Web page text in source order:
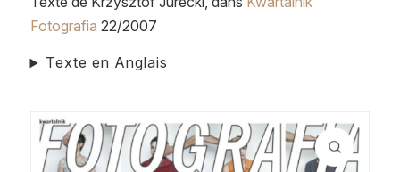
Fotografia 22/2007
Texte en Anglais